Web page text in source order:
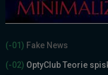
(-01) Fake News
(-02) OptyClub Teorie